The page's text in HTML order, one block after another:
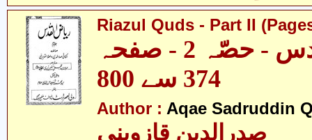
Riazul Quds - Part II
ریاض القدس - حصّہ 2 - صفحہ
374 سے 800
Author : Aqae Sadruddin